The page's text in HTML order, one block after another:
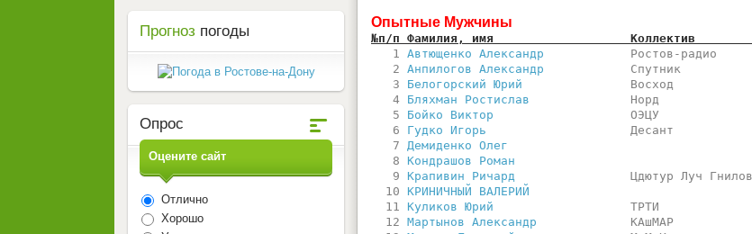
Опытные Мужчины
№п/п Фамилия, имя                   Коллектив
   1
Автющенко Александр
Ростов-
   2
Анпилогов Александр
Спутник
   3
Белогорский Юрий
Восход
   4
Бляхман Ростислав
Норд
   5
Бойко Виктор
ОЭЦУ
   6
Гудко Игорь
Десант
   7
Демиденко Олег
   8
Кондрашов Роман
   9
Крапивин Ричард
Цдютур Луч
  10
КРИНИЧНЫЙ ВАЛЕРИЙ
  11
Куликов Юрий
ТРТИ
  12
Мартынов Александр
КАшМАР
Прогноз погоды
Опрос
Оцените сайт
Отлично
Хорошо